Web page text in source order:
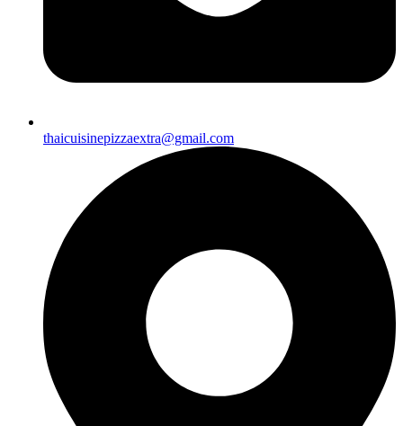
thaicuisinepizzaextra@gmail.com